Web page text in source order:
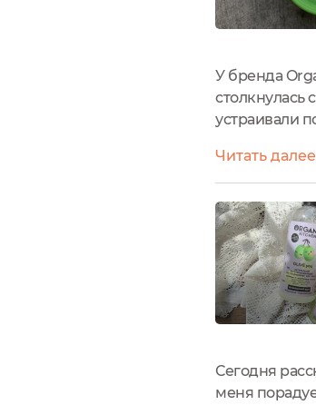
У бренда
столкнулась
устраивали
первый...
Читать далее
Сегодня
меня